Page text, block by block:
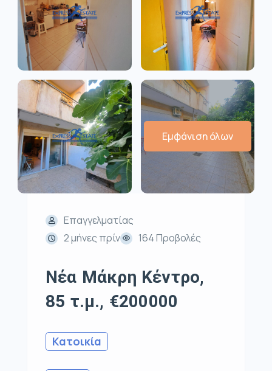
Εμφάνιση όλων
Επαγγελματίας
2 μήνες πρίν
164 Προβολές
Νέα Μάκρη Κέντρο,
85 τ.μ., €200000
Κατοικία